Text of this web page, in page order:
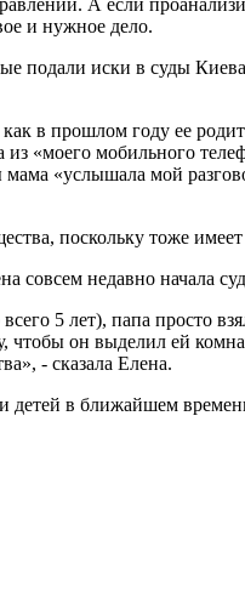
и нужное дело.
подали иски в суды
в прошлом году ее
из «моего мобильного
«услышала мой
поскольку тоже
совсем недавно начала
5 лет), папа
чтобы он выделил ей
- сказала Елена.
детей в ближайшем